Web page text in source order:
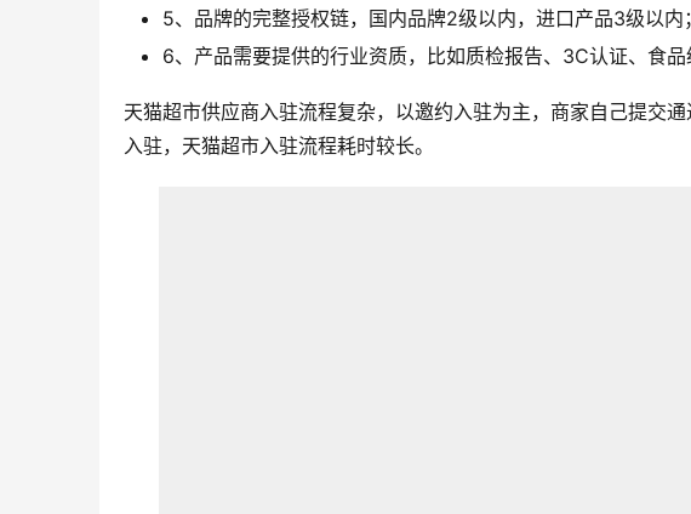
5、品牌的完整授权链，国内品牌2级以内，进口产品3级以内；
6、产品需要提供的行业资质，比如质检报告、3C认证、食品
天猫超市供应商入驻流程复杂，以邀约入驻为主，商家自己提交
入驻，天猫超市入驻流程耗时较长。